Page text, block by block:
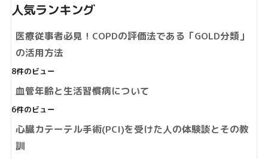
人気ランキング
医療従事者必見！COPDの評価法である「GOLD分類」
の活用方法
8件のビュー
血管年齢と生活習慣病について
6件のビュー
心臓カテーテル手術(PCI)を受けた人の体験談とその教
訓